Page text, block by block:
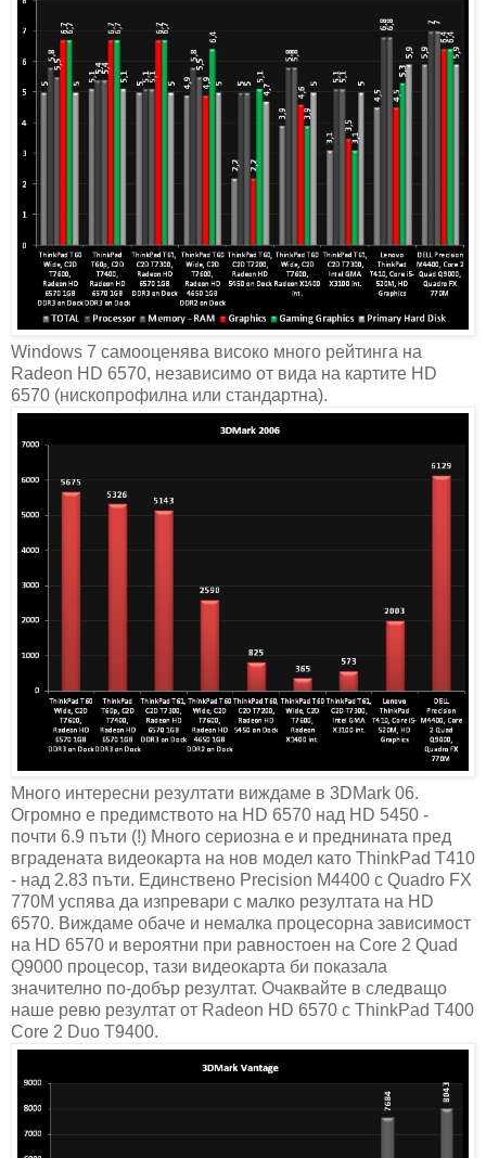
Windows 7 самооценява високо много рейтинга на
Radeon HD 6570, независимо от вида на картите HD
6570 (нископрофилна или стандартна).
Много интересни резултати виждаме в 3DMark 06.
Огромно е предимството на HD 6570 над HD 5450 -
почти 6.9 пъти (!) Много сериозна е и преднината пред
вградената видеокарта на нов модел като ThinkPad T410
- над 2.83 пъти. Единствено Precision M4400 с Quadro FX
770M успява да изпревари с малко резултата на HD
6570. Виждаме обаче и немалка процесорна зависимост
на HD 6570 и вероятни при равностоен на Core 2 Quad
Q9000 процесор, тази видеокарта би показала
значително по-добър резултат. Очаквайте в следващо
наше ревю резултат от Radeon HD 6570 с ThinkPad T400
Core 2 Duo T9400.